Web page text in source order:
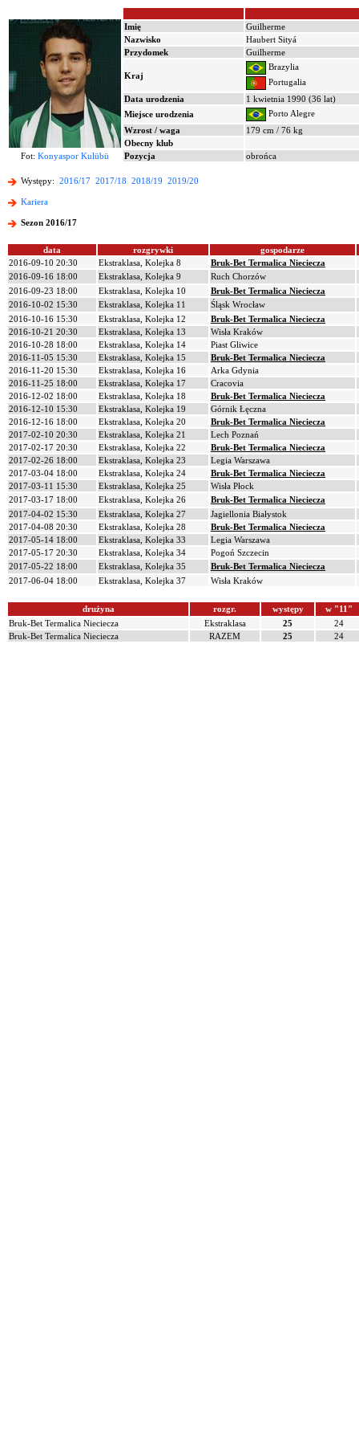
Imię
Guilherme
Nazwisko
Haubert Sityá
Przydomek
Guilherme
Kraj
Brazylia
Portugalia
Data urodzenia
1 kwietnia 1990 (36 lat)
Miejsce urodzenia
Porto Alegre
Wzrost / waga
179 cm / 76 kg
Obecny klub
Fot: Konyaspor Kulübü Pozycja obrońca
Występy: 2016/17 2017/18 2018/19 2019/20
Kariera
Sezon 2016/17
data rozgrywki
gospodarze
2016-09-10 20:30
Ekstraklasa, Kolejka 8
Bruk-Bet Termalica Nieciecza
2016-09-16 18:00
Ekstraklasa, Kolejka 9
Ruch Chorzów
2016-09-23 18:00
Ekstraklasa, Kolejka 10
Bruk-Bet Termalica Nieciecza
2016-10-02 15:30
Ekstraklasa, Kolejka 11
Śląsk Wrocław
2016-10-16 15:30
Ekstraklasa, Kolejka 12
Bruk-Bet Termalica Nieciecza
2016-10-21 20:30
Ekstraklasa, Kolejka 13
Wisła Kraków
2016-10-28 18:00
Ekstraklasa, Kolejka 14
Piast Gliwice
2016-11-05 15:30
Ekstraklasa, Kolejka 15
Bruk-Bet Termalica Nieciecza
2016-11-20 15:30
Ekstraklasa, Kolejka 16
Arka Gdynia
2016-11-25 18:00
Ekstraklasa, Kolejka 17
Cracovia
2016-12-02 18:00
Ekstraklasa, Kolejka 18
Bruk-Bet Termalica Nieciecza
2016-12-10 15:30
Ekstraklasa, Kolejka 19
Górnik Łęczna
2016-12-16 18:00
Ekstraklasa, Kolejka 20
Bruk-Bet Termalica Nieciecza
2017-02-10 20:30
Ekstraklasa, Kolejka 21
Lech Poznań
2017-02-17 20:30
Ekstraklasa, Kolejka 22
Bruk-Bet Termalica Nieciecza
2017-02-26 18:00
Ekstraklasa, Kolejka 23
Legia Warszawa
2017-03-04 18:00
Ekstraklasa, Kolejka 24
Bruk-Bet Termalica Nieciecza
2017-03-11 15:30
Ekstraklasa, Kolejka 25
Wisła Płock
2017-03-17 18:00
Ekstraklasa, Kolejka 26
Bruk-Bet Termalica Nieciecza
2017-04-02 15:30
Ekstraklasa, Kolejka 27
Jagiellonia Białystok
2017-04-08 20:30
Ekstraklasa, Kolejka 28
Bruk-Bet Termalica Nieciecza
2017-05-14 18:00
Ekstraklasa, Kolejka 33
Legia Warszawa
2017-05-17 20:30
Ekstraklasa, Kolejka 34
Pogoń Szczecin
2017-05-22 18:00
Ekstraklasa, Kolejka 35
Bruk-Bet Termalica Nieciecza
2017-06-04 18:00
Ekstraklasa, Kolejka 37 Wisła Kraków
drużyna rozgr. występy
w "11"
Bruk-Bet Termalica Nieciecza
Ekstraklasa 25
24
Bruk-Bet Termalica Nieciecza
RAZEM 25 24